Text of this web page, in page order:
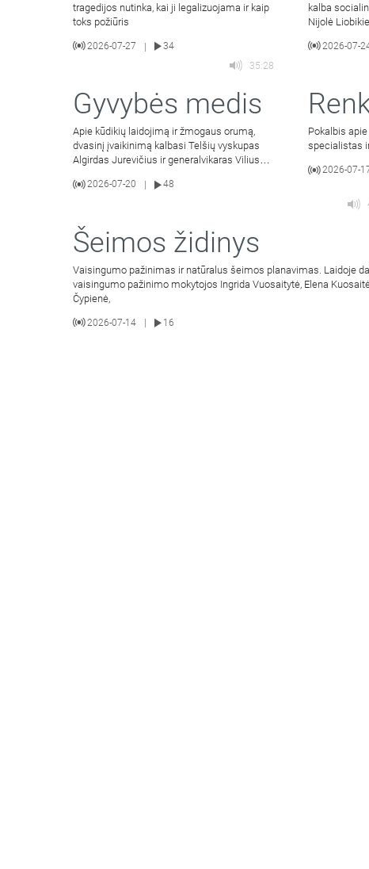
tragedijos nutinka, kai ji legalizuojama ir kaip
toks požiūris
2026-07-27 | 34
kalba
Nijolė
2026-07-
35:28
Gyvybės medis
Apie kūdikių laidojimą ir žmogaus orumą,
dvasinį įvaikinimą kalbasi Telšių vyskupas
Algirdas Jurevičius ir generalvikaras Vilius
2026-07-20 48
Pokalbis
specialistas
2026-07-
Šeimos židinys
Vaisingumo pažinimas ir natūralus šeimos planavimas. Laidoje
vaisingumo pažinimo mokytojos Ingrida Vuosaitytė, Elena
Čypienė,
2026-07-14 16